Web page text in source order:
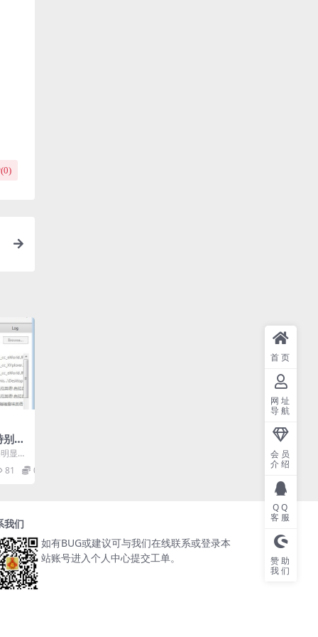
0)
别
Mul
显的
81 0
我们
如有BUG或建议可与我们在线联系或登录本
站账号进入个人中心提交工单。
首页
网址
导航
会员
介绍
QQ
客服
赞助
我们